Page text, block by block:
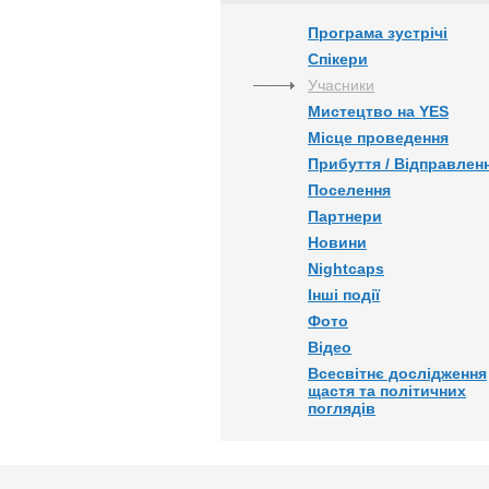
Програма зустрічі
Спікери
Учасники
Мистецтво на YES
Місце проведення
Прибуття /
Поселення
Партнери
Новини
Nightcaps
Інші події
Фото
Відео
Всесвітнє дослідження
щастя та політичних
поглядів